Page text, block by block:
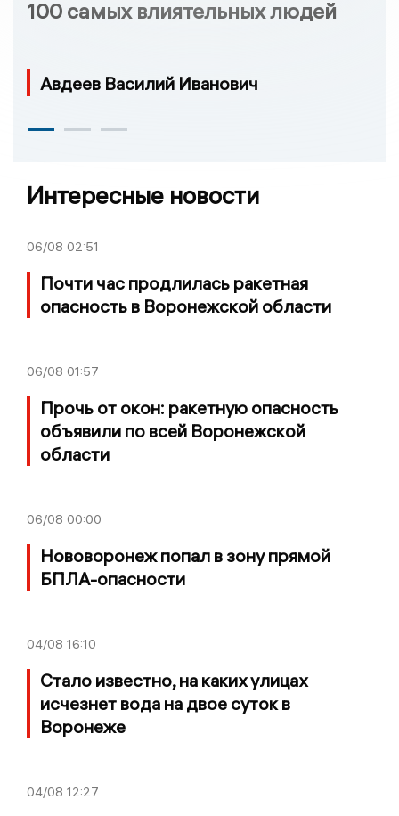
100 самых влиятельных людей
Авдеев Василий Иванович
Интересные новости
06/08 02:51
Почти час продлилась ракетная
опасность в Воронежской области
06/08 01:57
Прочь от окон: ракетную опасность
объявили по всей Воронежской
области
06/08 00:00
Нововоронеж попал в зону прямой
БПЛА-опасности
04/08 16:10
Стало известно, на каких улицах
исчезнет вода на двое суток в
Воронеже
04/08 12:27